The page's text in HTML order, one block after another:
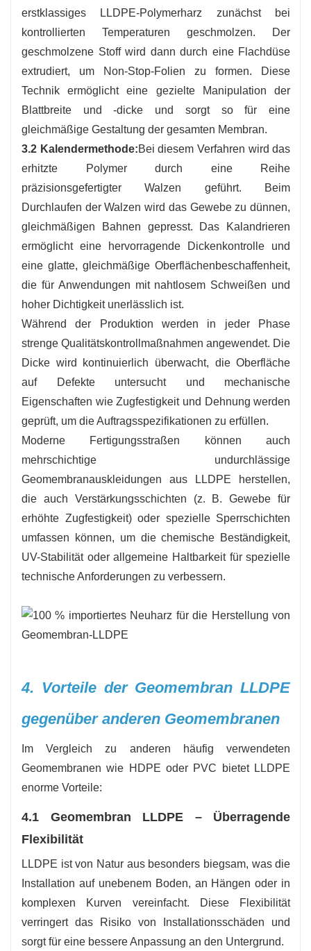
erstklassiges LLDPE-Polymerharz zunächst bei
kontrollierten Temperaturen geschmolzen. Der
geschmolzene Stoff wird dann durch eine Flachdüse
extrudiert, um Non-Stop-Folien zu formen. Diese
Technik ermöglicht eine gezielte Manipulation der
Blattbreite und -dicke und sorgt so für eine
gleichmäßige Gestaltung der gesamten Membran.
3.2 Kalendermethode:Bei diesem Verfahren wird das
erhitzte Polymer durch eine Reihe
präzisionsgefertigter Walzen geführt. Beim
Durchlaufen der Walzen wird das Gewebe zu dünnen,
gleichmäßigen Bahnen gepresst. Das Kalandrieren
ermöglicht eine hervorragende Dickenkontrolle und
eine glatte, gleichmäßige Oberflächenbeschaffenheit,
die für Anwendungen mit nahtlosem Schweißen und
hoher Dichtigkeit unerlässlich ist.
Während der Produktion werden in jeder Phase
strenge Qualitätskontrollmaßnahmen angewendet. Die
Dicke wird kontinuierlich überwacht, die Oberfläche
auf Defekte untersucht und mechanische
Eigenschaften wie Zugfestigkeit und Dehnung werden
geprüft, um die Auftragsspezifikationen zu erfüllen.
Moderne Fertigungsstraßen können auch
mehrschichtige undurchlässige
Geomembranauskleidungen aus LLDPE herstellen,
die auch Verstärkungsschichten (z. B. Gewebe für
erhöhte Zugfestigkeit) oder spezielle Sperrschichten
umfassen können, um die chemische Beständigkeit,
UV-Stabilität oder allgemeine Haltbarkeit für spezielle
technische Anforderungen zu verbessern.
4. Vorteile der Geomembran LLDPE
gegenüber anderen Geomembranen
Im Vergleich zu anderen häufig verwendeten
Geomembranen wie HDPE oder PVC bietet LLDPE
enorme Vorteile:
4.1 Geomembran LLDPE – Überragende
Flexibilität
LLDPE ist von Natur aus besonders biegsam, was die
Installation auf unebenem Boden, an Hängen oder in
komplexen Kurven vereinfacht. Diese Flexibilität
verringert das Risiko von Installationsschäden und
sorgt für eine bessere Anpassung an den Untergrund.